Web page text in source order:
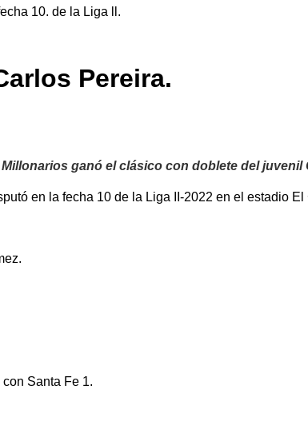
10. de la Liga ll.
Pereira.
ganó el clásico con doblete del juvenil
en la fecha 10 de la Liga II-2022 en el estadio
Santa Fe 1.